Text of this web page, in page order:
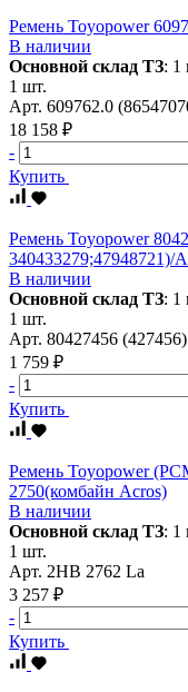
Ремень Toyopower
В наличии
Основной склад ТЗ: 1
1 шт.
Арт. 609762.0
18 158 ₽
-
Купить
Ремень Toyopower
340433279;47948721)/
В наличии
Основной склад ТЗ: 1
1 шт.
Арт. 80427456 (427456)
1 759 ₽
-
Купить
Ремень Toyopower
2750(комбайн Acros)
В наличии
Основной склад ТЗ: 1
1 шт.
Арт. 2HB 2762 La
3 257 ₽
-
Купить